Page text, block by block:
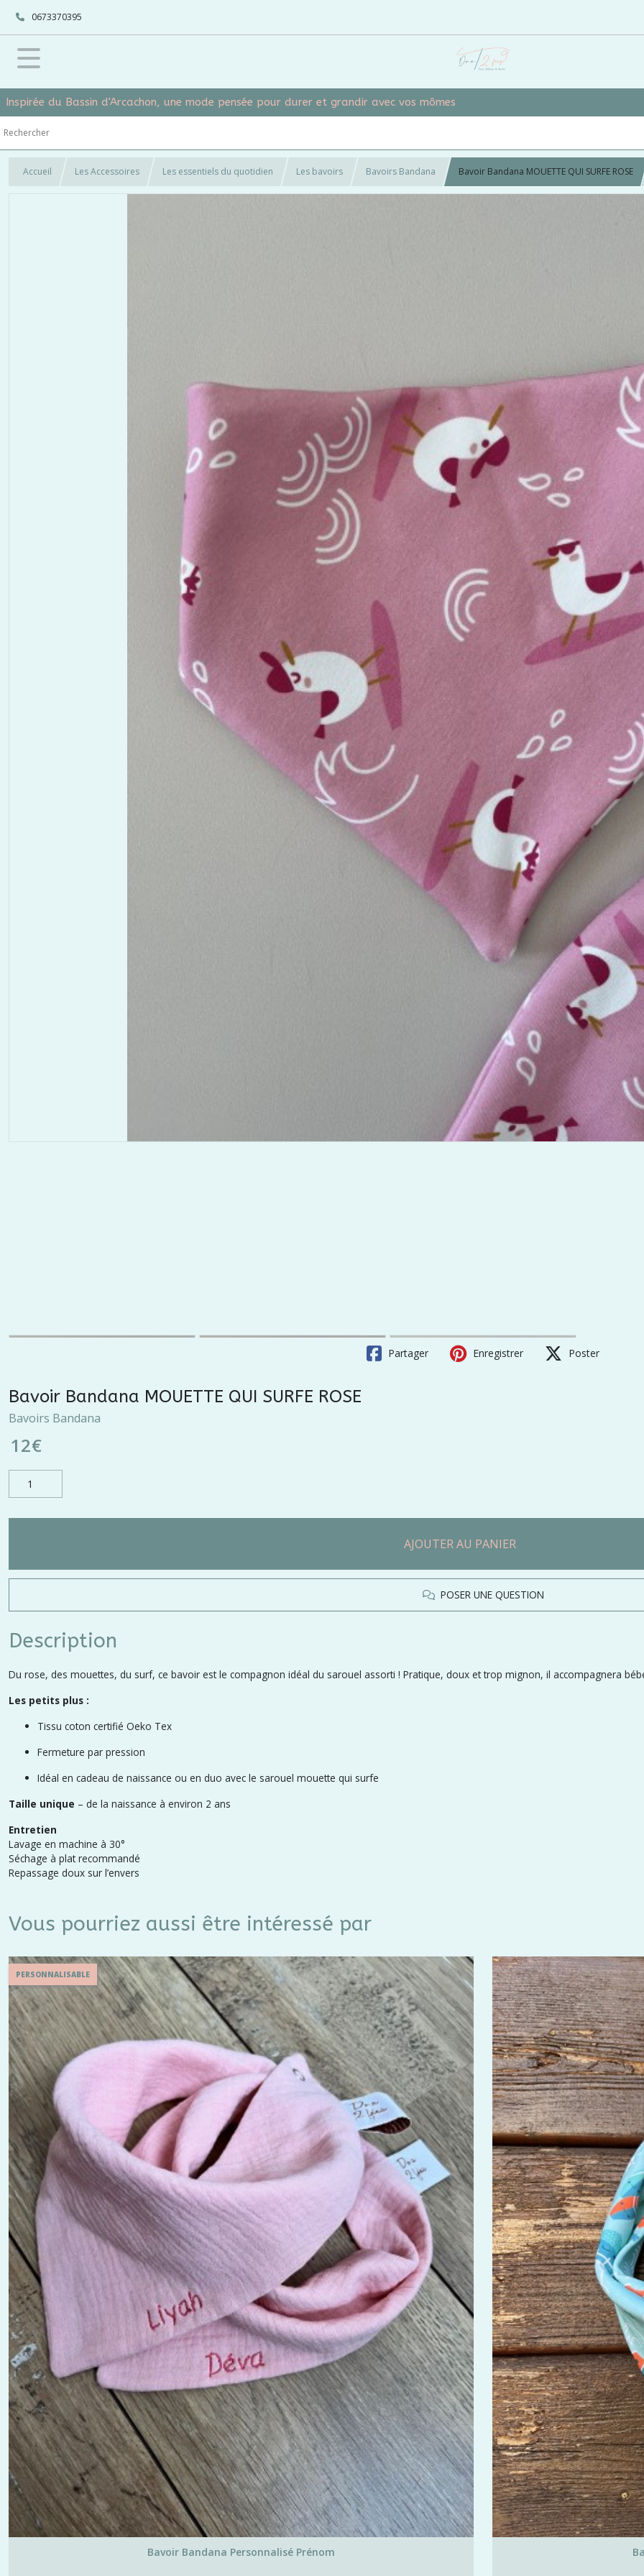
0673370395
Inspirée du Bassin d'Arcachon, une mode pensée pour durer et grandir avec vos mômes
Accueil Les Accessoires Les essentiels du quotidien Les bavoirs Bavoirs Bandana Bavoir Bandana MOUETTE QUI SURFE ROSE
Partager Enregistrer Poster
Bavoir Bandana MOUETTE QUI SURFE ROSE
Bavoirs Bandana
12€
AJOUTER AU PANIER
POSER UNE QUESTION
Description
Du rose, des mouettes, du surf, ce bavoir est le compagnon idéal du sarouel assorti ! Pratique, doux et trop mignon, il accompagnera
Les petits plus :
Tissu coton certifié Oeko Tex
Fermeture par pression
Idéal en cadeau de naissance ou en duo avec le sarouel mouette qui surfe
Taille unique – de la naissance à environ 2 ans
Entretien
Lavage en machine à 30°
Séchage à plat recommandé
Repassage doux sur l’envers
Vous pourriez aussi être intéressé par
PERSONNALISABLE
Bavoir Bandana Personnalisé Prénom